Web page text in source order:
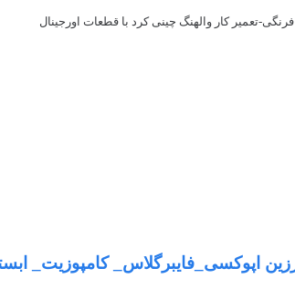
تعمیر کار والهنگ چینی کرد با قطعات اورجینال
اپوکسی_فایبرگلاس_ کامپوزیت_